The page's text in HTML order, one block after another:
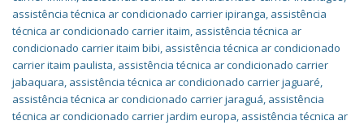
assistência técnica ar condicionado carrier ipiranga, assistência
técnica ar condicionado carrier itaim, assistência técnica ar
condicionado carrier itaim bibi, assistência técnica ar condicionado
carrier itaim paulista, assistência técnica ar condicionado carrier
jabaquara, assistência técnica ar condicionado carrier jaguaré,
assistência técnica ar condicionado carrier jaraguá, assistência
técnica ar condicionado carrier jardim europa, assistência técnica ar